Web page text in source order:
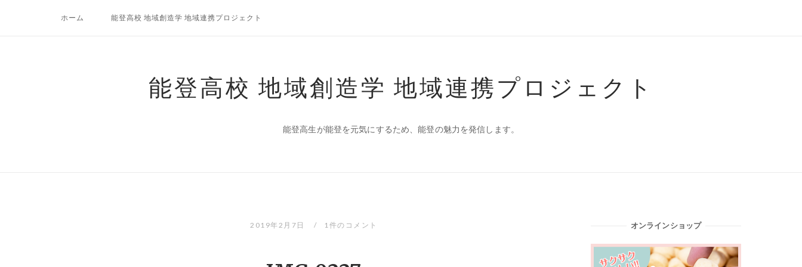
ホーム 能登高校 地域創造学 地域連携プロジェクト
能登高校 地域創造学 地域連携プロジェクト
能登高生が能登を元気にするため、能登の魅力を発信します。
2019年2月7日 1件のコメント オンラインショップ